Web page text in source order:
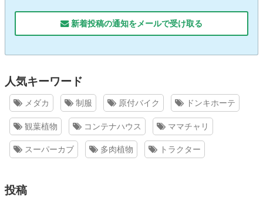
新着投稿の通知をメールで受け取る
人気キーワード
メダカ 制服 原付バイク ドンキホーテ
観葉植物 コンテナハウス ママチャリ
スーパーカブ 多肉植物 トラクター
投稿